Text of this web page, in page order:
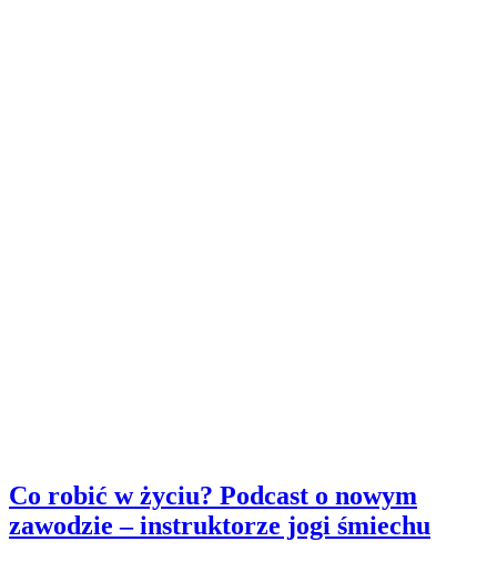
Co robić w życiu? Podcast o nowym
zawodzie – instruktorze jogi śmiechu